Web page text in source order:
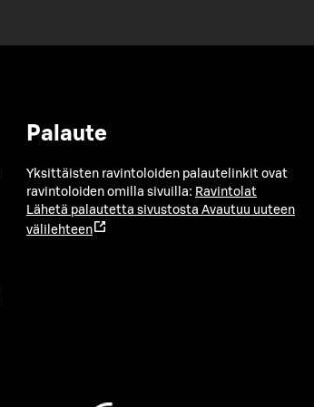
Palaute
Yksittäisten ravintoloiden palautelinkit ovat
ravintoloiden omilla sivuilla: Ravintolat
Lähetä palautetta sivustosta Avautuu uuteen
välilehteen